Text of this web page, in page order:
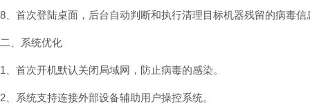
8、首次登陆桌面，后台自动判断和执行清理目标机器残留的病毒
二、系统优化
1、首次开机默认关闭局域网，防止病毒的感染。
2、系统支持连接外部设备辅助用户操控系统。